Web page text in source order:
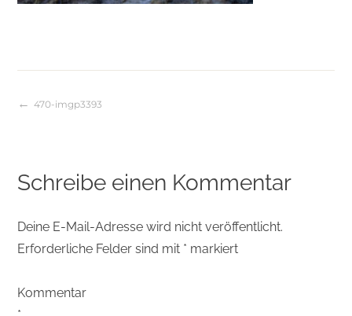
Beitragsnavigation
470-imgp3393
Schreibe einen Kommentar
Deine E-Mail-Adresse wird nicht veröffentlicht.
Erforderliche Felder sind mit * markiert
Kommentar